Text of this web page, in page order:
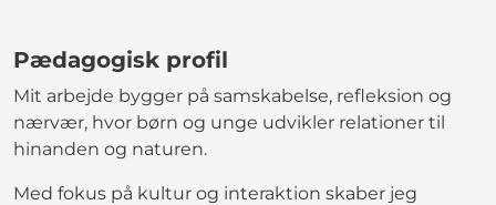
Pædagogisk profil
Mit arbejde bygger på samskabelse, refleksion og
nærvær, hvor børn og unge udvikler relationer til
hinanden og naturen.
Med fokus på kultur og interaktion skaber jeg